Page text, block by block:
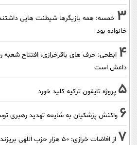
3 خمسه: همه بازیگرها شیطنت هایی
خانواده بود
4 ابطحی: حرف های باقرخرازی، افتتاح
داعش است
5 پروژه تایفون ترکیه کلید خورد
6 واکنش پزشکیان به شایعه تهدید رهبری
7 از افاضات خرازی: ۵۰ هزار حزب